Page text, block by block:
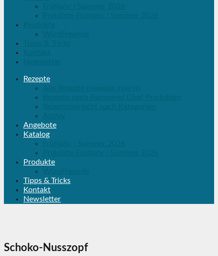
Rezepte
Angebote
Katalog
Produkte
Tipps & Tricks
Kontakt
Newsletter
Schoko-Nusszopf